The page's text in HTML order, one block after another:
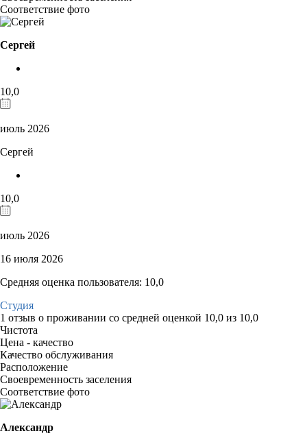
Соответствие фото
Сергей
10,0
июль 2026
Сергей
10,0
июль 2026
16 июля 2026
Средняя оценка пользователя: 10,0
Студия
1 отзыв о проживании со средней оценкой 10,0 из 10,0
Чистота
Цена - качество
Качество обслуживания
Расположение
Своевременность заселения
Соответствие фото
Александр